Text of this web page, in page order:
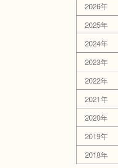
2026年
2025年
2024年
2023年
2022年
2021年
2020年
2019年
2018年